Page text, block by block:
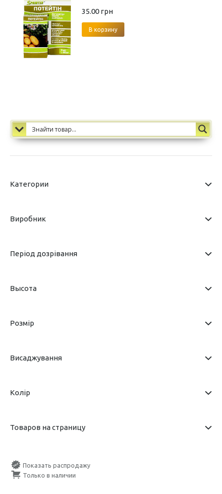
35.00 грн
В корзину
Категории
Виробник
Період дозрівання
Высота
Розмір
Висаджування
Колір
Товаров на страницу
Показать распродажу
Только в наличии